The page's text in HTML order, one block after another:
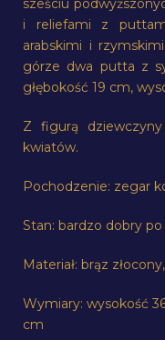
sześciu
i reliefami z
arabskimi i
górze dwa putta z
głębokość 19 cm,
Z figurą
kwiatów.
Pochodzenie: zegar
Stan: bardzo dobry
Materiał: brąz
Wymiary: wysokość
cm